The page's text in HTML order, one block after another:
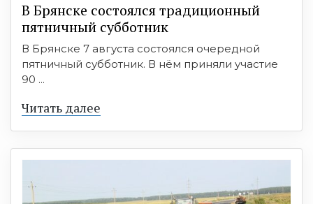
В Брянске состоялся традиционный
пятничный субботник
В Брянске 7 августа состоялся очередной
пятничный субботник. В нём приняли участие
90 ...
Читать далее